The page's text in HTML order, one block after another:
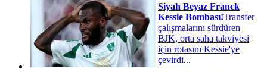
Siyah Beyaz Franck
Kessie Bombası!Transfer
çalışmalarını sürdüren
BJK, orta saha takviyesi
için rotasını Kessie'ye
çevirdi...